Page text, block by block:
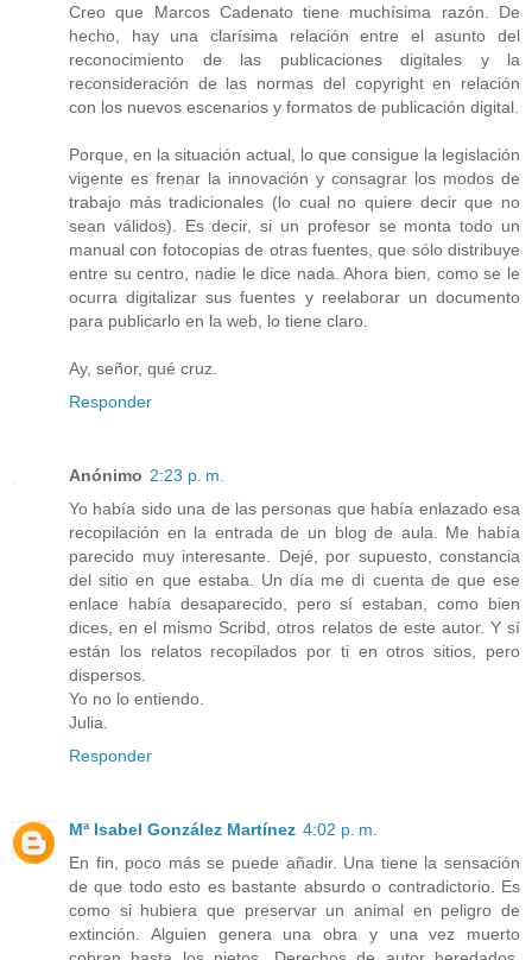
Creo que Marcos Cadenato tiene muchísima razón. De
hecho, hay una clarísima relación entre el asunto del
reconocimiento de las publicaciones digitales y la
reconsideración de las normas del copyright en relación
con los nuevos escenarios y formatos de publicación digital.
Porque, en la situación actual, lo que consigue la legislación
vigente es frenar la innovación y consagrar los modos de
trabajo más tradicionales (lo cual no quiere decir que no
sean válidos). Es decir, si un profesor se monta todo un
manual con fotocopias de otras fuentes, que sólo distribuye
entre su centro, nadie le dice nada. Ahora bien, como se le
ocurra digitalizar sus fuentes y reelaborar un documento
para publicarlo en la web, lo tiene claro.
Ay, señor, qué cruz.
Responder
Anónimo 2:23 p. m.
Yo había sido una de las personas que había enlazado esa
recopilación en la entrada de un blog de aula. Me había
parecido muy interesante. Dejé, por supuesto, constancia
del sitio en que estaba. Un día me di cuenta de que ese
enlace había desaparecido, pero sí estaban, como bien
dices, en el mismo Scribd, otros relatos de este autor. Y sí
están los relatos recopilados por ti en otros sitios, pero
dispersos.
Yo no lo entiendo.
Julia.
Responder
Mª Isabel González Martínez 4:02 p. m.
En fin, poco más se puede añadir. Una tiene la sensación
de que todo esto es bastante absurdo o contradictorio. Es
como si hubiera que preservar un animal en peligro de
extinción. Alguien genera una obra y una vez muerto